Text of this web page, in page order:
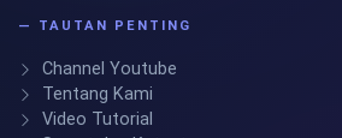
— TAUTAN PENTING
Channel Youtube
Tentang Kami
Video Tutorial